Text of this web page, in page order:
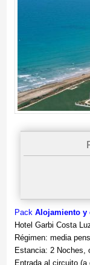
Pack Alojamiento y
Hotel Garbi Costa
Régimen: media
Estancia: 2 Noches,
Entrada al circuito (a